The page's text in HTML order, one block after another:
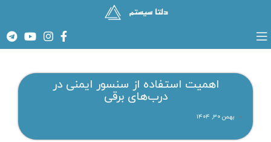
اهمیت استفاده از سنسور ایمنی در
درب‌های برقی
بهمن ۳۰, ۱۴۰۴